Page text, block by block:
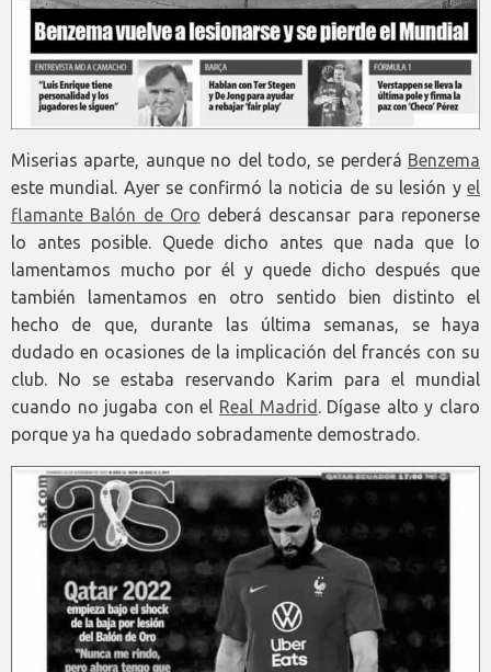
Miserias aparte, aunque no del todo, se perderá Benzema
este mundial. Ayer se confirmó la noticia de su lesión y el
flamante Balón de Oro deberá descansar para reponerse
lo antes posible. Quede dicho antes que nada que lo
lamentamos mucho por él y quede dicho después que
también lamentamos en otro sentido bien distinto el
hecho de que, durante las última semanas, se haya
dudado en ocasiones de la implicación del francés con su
club. No se estaba reservando Karim para el mundial
cuando no jugaba con el Real Madrid . Dígase alto y claro
porque ya ha quedado sobradamente demostrado.